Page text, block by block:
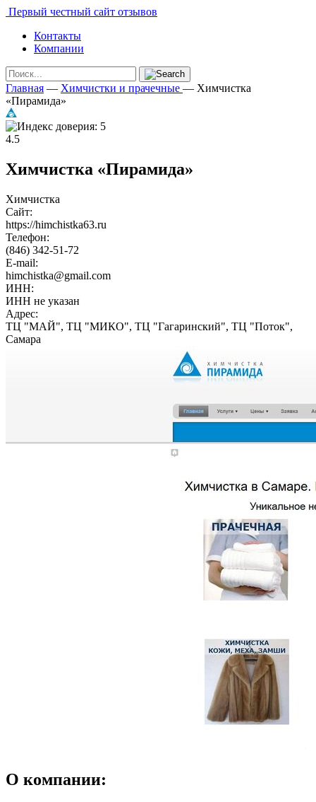
Первый честный сайт отзывов
Контакты
Компании
Главная — Химчистки и прачечные — Химчистка
«Пирамида»
4.5
Химчистка «Пирамида»
Химчистка
Сайт:
https://himchistka63.ru
Телефон:
(846) 342-51-72
E-mail:
himchistka@gmail.com
ИНН:
ИНН не указан
Адрес:
ТЦ "МАЙ", ТЦ "МИКО", ТЦ "Гагаринский", ТЦ "Поток",
Самара
О компании: